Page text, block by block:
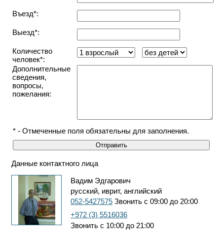
Въезд*:
Выезд*:
Количество
человек*:
Дополнительные
сведения,
вопросы,
пожелания:
* - Отмеченные поля обязательны для заполнения.
Данные контактного лица
Вадим Эдгарович
русский, иврит, английский
052-5427575 Звонить с 09:00 до 20:00
+972 (3) 5516036
Звонить с 10:00 до 21:00